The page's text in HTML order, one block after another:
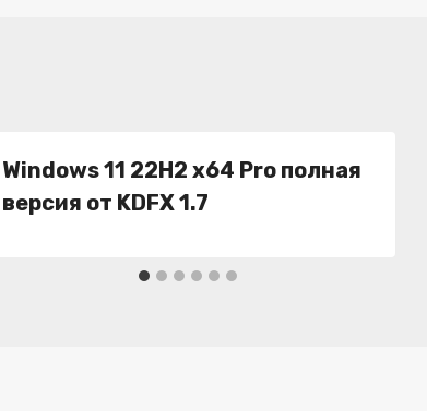
Windows 11 22H2 x64 Pro полная
версия от KDFX 1.7